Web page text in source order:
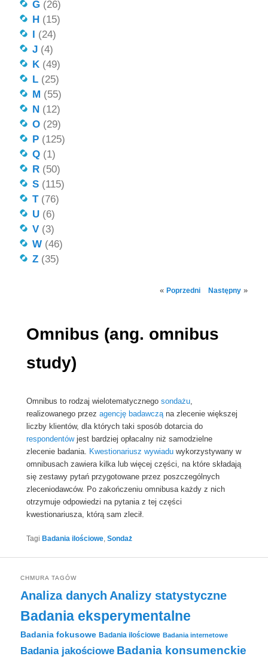
G (26)
H (15)
(24)
J (4)
K (49)
L (25)
M (55)
N (12)
O (29)
P (125)
Q (1)
R (50)
S (115)
T(76)
U (6)
V (3)
W (46)
Z (35)
Nawigacja
« Poprzedni Następny»
Omnibus (ang. omnibus
study)
Omnibus to rodzaj wielotematycznego sondażu,
realizowanego przez agencję badawcząna zlecenie większej
liczby klientów, dla których taki sposób dotarcia do
respondentówjest bardziej opłacalny niż samodzielne
zlecenie badania. Kwestionariusz wywiaduwykorzystywany w
omnibusach zawiera kilka lub więcej części, na które składają
się zestawy pytań przygotowane przez poszczególnych
zleceniodawców. Po zakończeniu omnibusa każdy z nich
otrzymuje odpowiedzi na pytania z tej części
kwestionariusza, którą sam zlecił.
Tagi Badania ilościowe, Sondaż
CHMURA TAGÓW
Analiza danych Analizy statystyczne
Badania eksperymentalne
Badania fokusowe Badania ilościowe Badania internetowe
Badania jakościowe Badania konsumenckie